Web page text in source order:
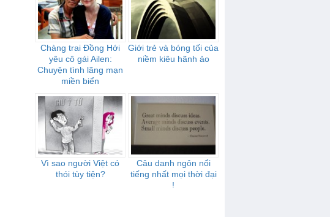
Chàng trai Đồng Hới
yêu cô gái Ailen:
Chuyện tình lãng mạn
miền biển
Giới trẻ và bóng tối của
niềm kiêu hãnh ảo
Vì sao người Việt có
thói tùy tiện?
Câu danh ngôn nổi
tiếng nhất mọi thời đại
!